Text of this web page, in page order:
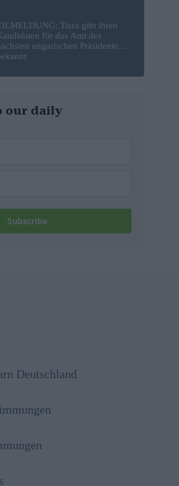
Tisza gibt ihren
für das Amt des
ungarischen Präsidenten
our daily
Subscribe
Deutschland